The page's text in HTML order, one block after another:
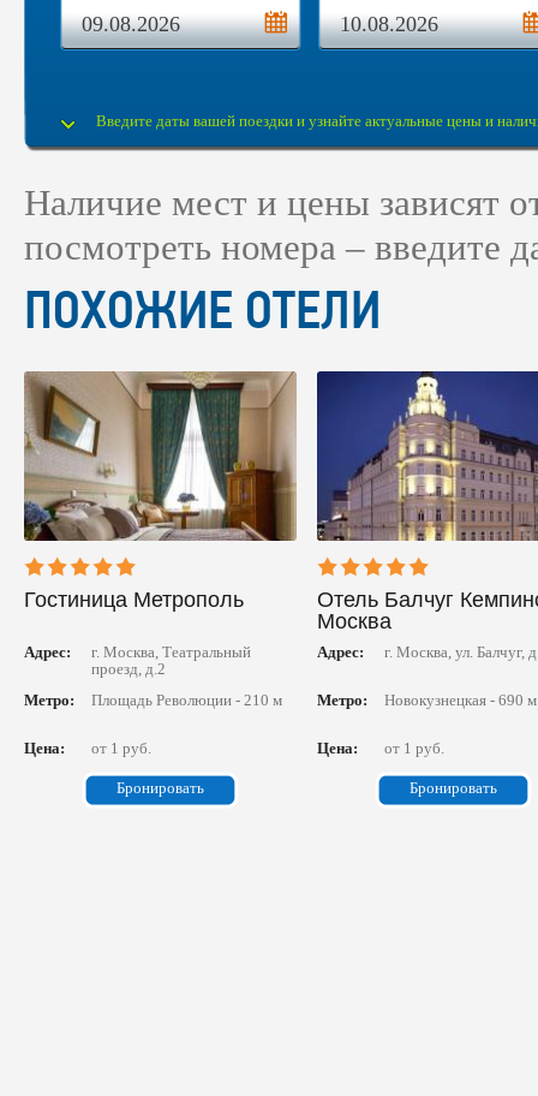
Введите даты вашей поездки и узнайте актуальные цены и
Наличие мест и цены зависят
посмотреть номера – введите
ПОХОЖИЕ ОТЕЛИ
Гостиница Метрополь
Адрес:
г. Москва, Театральный
проезд, д.2
Метро:
Площадь Революции - 210 м
Цена: от 1 руб.
Бронировать
Отель Балчуг
Москва
Адрес: г. Москва, ул. Балчуг,
Метро: Новокузнецкая - 690 м
Цена: от 1 руб.
Бронировать